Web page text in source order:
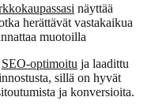
näyttää
herättävät vastakaikua
muotoilla
SEO-optimoitu ja laadittu
sillä on hyvät
ja konversioita.